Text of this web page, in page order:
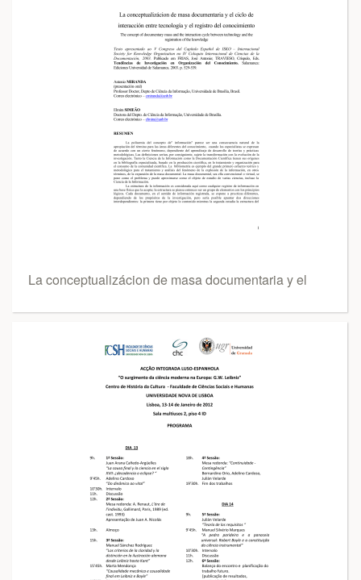
La conceptualizácion de masa documentaria y el